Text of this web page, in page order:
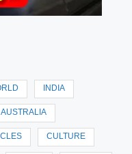
INDIA
AUSTRALIA
CULTURE